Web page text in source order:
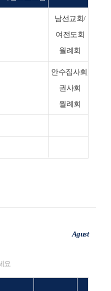
남선교회/
여전도회
월례회
안수집사회,
권사회
월례회
Agust
요